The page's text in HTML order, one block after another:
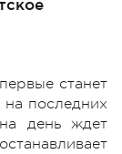
станет
последних
день ждет